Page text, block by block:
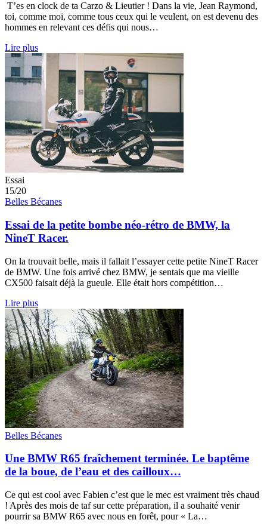
T’es en clock de ta Carzo & Lieutier ! Dans la vie, Jean Raymond,
toi, comme moi, comme tous ceux qui le veulent, on est devenu des
hommes en relevant ces défis qui nous…
Lire plus
Essai
15/20
Belles Bécanes
Essai de la petite bombe néo-rétro de BMW, la
NineT Racer.
On la trouvait belle, mais il fallait l’essayer cette petite NineT Racer
de BMW. Une fois arrivé chez BMW, je sentais que ma vieille
CX500 faisait déjà la gueule. Elle était hors compétition…
Lire plus
Belles Bécanes
Une BMW R65 fraîchement terminée. Le baptême
de la boue, de l’eau et des cailloux…
Ce qui est cool avec Fabien c’est que le mec est vraiment très chaud
! Après des mois de taf sur cette préparation, il a souhaité venir
pourrir sa BMW R65 avec nous en forêt, pour « La…